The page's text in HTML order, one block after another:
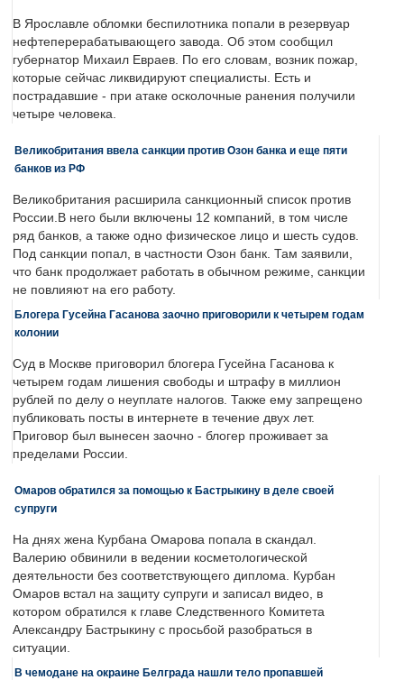
В Ярославле обломки беспилотника попали в резервуар
нефтеперерабатывающего завода. Об этом сообщил
губернатор Михаил Евраев. По его словам, возник пожар,
которые сейчас ликвидируют специалисты. Есть и
пострадавшие - при атаке осколочные ранения получили
четыре человека.
Великобритания ввела санкции против Озон банка и еще пяти
банков из РФ
Великобритания расширила санкционный список против
России.В него были включены 12 компаний, в том числе
ряд банков, а также одно физическое лицо и шесть судов.
Под санкции попал, в частности Озон банк. Там заявили,
что банк продолжает работать в обычном режиме, санкции
не повлияют на его работу.
Блогера Гусейна Гасанова заочно приговорили к четырем годам
колонии
Суд в Москве приговорил блогера Гусейна Гасанова к
четырем годам лишения свободы и штрафу в миллион
рублей по делу о неуплате налогов. Также ему запрещено
публиковать посты в интернете в течение двух лет.
Приговор был вынесен заочно - блогер проживает за
пределами России.
Омаров обратился за помощью к Бастрыкину в деле своей
супруги
На днях жена Курбана Омарова попала в скандал.
Валерию обвинили в ведении косметологической
деятельности без соответствующего диплома. Курбан
Омаров встал на защиту супруги и записал видео, в
котором обратился к главе Следственного Комитета
Александру Бастрыкину с просьбой разобраться в
ситуации.
В чемодане на окраине Белграда нашли тело пропавшей